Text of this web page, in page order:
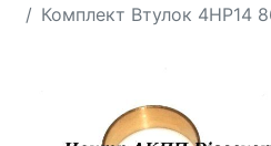
Комплект Втулок 4HP14